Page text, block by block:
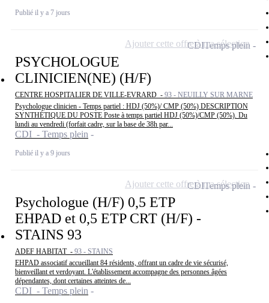
Publié il y a 7 jours
PSYCHOLOGUE
CLINICIEN(NE) (H/F)
CENTRE HOSPITALIER DE VILLE-EVRARD - 93 - NEUILLY SUR MARNE
Psychologue clinicien - Temps partiel : HDJ (50%)/ CMP (50%) DESCRIPTION
SYNTHÉTIQUE DU POSTE Poste à temps partiel HDJ (50%)/CMP (50%). Du
lundi au vendredi (forfait cadre, sur la base de 38h par...
CDI - Temps plein
Publié il y a 9 jours
CDITemps plein
Ajouter cette offre à ma sélection
Psychologue (H/F) 0,5 ETP
EHPAD et 0,5 ETP CRT (H/F) -
STAINS 93
ADEF HABITAT - 93 - STAINS
EHPAD associatif accueillant 84 résidents, offrant un cadre de vie sécurisé,
bienveillant et verdoyant. L'établissement accompagne des personnes âgées
dépendantes, dont certaines atteintes de...
CDI - Temps plein
CDITemps plein
Ajouter cette offre à ma sélection